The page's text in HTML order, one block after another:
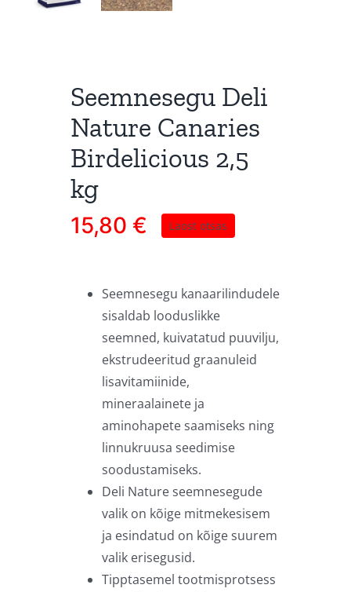
Seemnesegu Deli
Nature Canaries
Birdelicious 2,5
kg
15,80 € Laost otsas
Seemnesegu kanaarilindudele
sisaldab looduslikke
seemned, kuivatatud puuvilju,
ekstrudeeritud graanuleid
lisavitamiinide,
mineraalainete ja
aminohapete saamiseks ning
linnukruusa seedimise
soodustamiseks.
Deli Nature seemnesegude
valik on kõige mitmekesisem
ja esindatud on kõige suurem
valik erisegusid.
Tipptasemel tootmisprotsess